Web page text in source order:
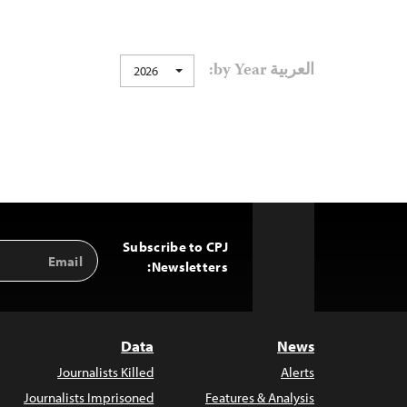
العربية by Year: 2026
Subscribe to CPJ
Newsletters:
Email
Address
News
Alerts
Features & Analysis
Data
Journalists Killed
Journalists Imprisoned